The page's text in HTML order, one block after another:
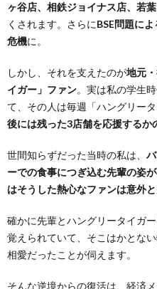
ヶ谷店、相鉄ジョイナス店、若
くされます。さらにBSE問題に
危機に。
しかし、それを支えたのが地元
イガー」ファン。実は私の学生
て、その人は毎週「ハングリー
後には残った3店舗を応援するか
世間知らずだった当時の私は、
ーでの食事につぎ込む先輩の姿
はそうした熱心なファンは意外
確かに先輩とハングリータイガ
覚えられていて、そこはかとな
相愛だったことが伺えます。
そんな逆境からの復活は、経済